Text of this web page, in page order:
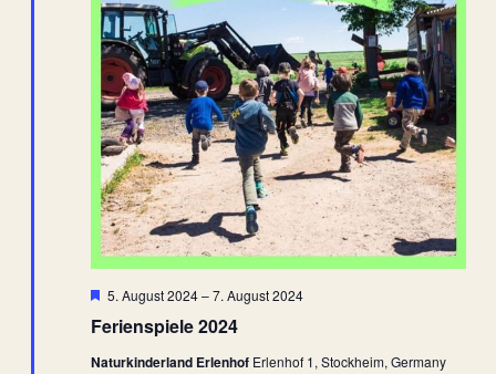
Ferienspiele 2024
Hervorgehoben
5. August 2024–7. August 2024
Naturkinderland Erlenhof Erlenhof 1, Stockheim, Germany